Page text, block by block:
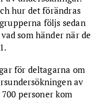
hur det förändras
följs sedan
som händer när de
för deltagarna om
av
personer kom